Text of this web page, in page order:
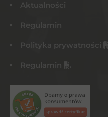
Aktualności
Regulamin
Polityka prywatności
Regulamin